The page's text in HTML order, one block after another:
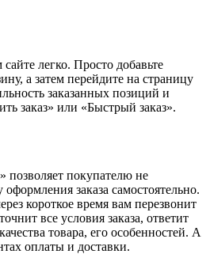
легко. Просто добавьте
а затем перейдите на страницу
заказанных позиций и
заказ» или «Быстрый заказ».
позволяет покупателю не
заказа самостоятельно.
короткое время вам перезвонит
все условия заказа, ответит
товара, его особенностей. А
оплаты и доставки.